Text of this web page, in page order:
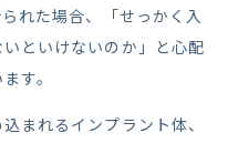
れた場合、「せっかく入
といけないのか」と心配
す。
まれるインプラント体、